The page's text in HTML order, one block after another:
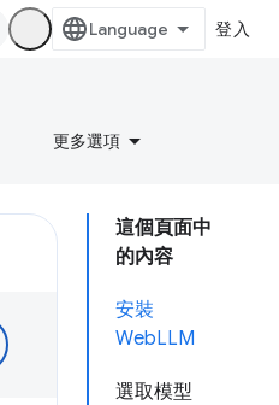
登入
更多選項
這個頁面中
的內容
安裝
WebLLM
選取模型